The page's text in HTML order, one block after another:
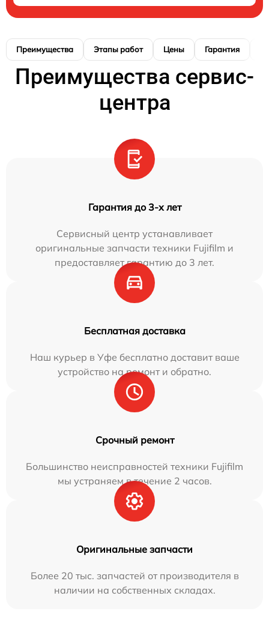
Преимущества Этапы работ Цены Гарантия
Преимущества сервис-
центра
Гарантия до 3-х лет
Сервисный центр устанавливает
оригинальные запчасти техники Fujifilm и
предоставляет гарантию до 3 лет.
Бесплатная доставка
Наш курьер в Уфе бесплатно доставит ваше
устройство на ремонт и обратно.
Срочный ремонт
Большинство неисправностей техники Fujifilm
мы устраняем в течение 2 часов.
Оригинальные запчасти
Более 20 тыс. запчастей от производителя в
наличии на собственных складах.